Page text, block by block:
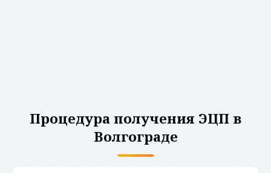
Процедура получения ЭЦП в
Волгограде